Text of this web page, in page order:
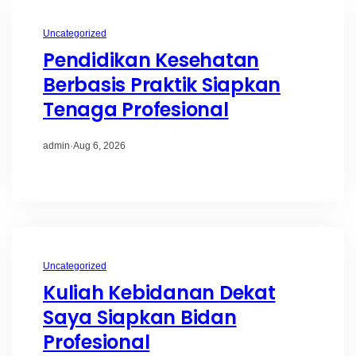
Uncategorized
Pendidikan Kesehatan
Berbasis Praktik Siapkan
Tenaga Profesional
admin·Aug 6, 2026
Uncategorized
Kuliah Kebidanan Dekat
Saya Siapkan Bidan
Profesional